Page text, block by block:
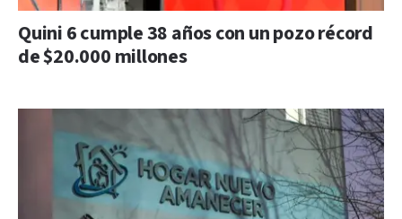
Quini 6 cumple 38 años con un pozo récord
de $20.000 millones